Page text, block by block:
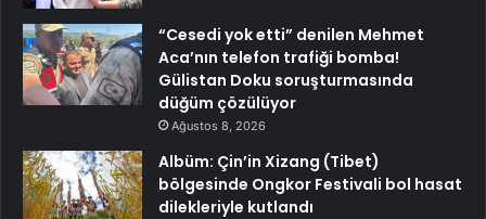
“Cesedi yok etti” denilen Mehmet
Aca’nın telefon trafiği bomba!
Gülistan Doku soruşturmasında
düğüm çözülüyor
Ağustos 8, 2026
Albüm: Çin’in Xizang (Tibet)
bölgesinde Ongkor Festivali bol hasat
dilekleriyle kutlandı